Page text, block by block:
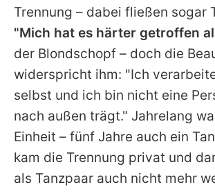
Trennung – dabei fließen sogar
"Mich hat es härter getroffen
der Blondschopf – doch die
widerspricht ihm: "Ich
selbst und ich bin nicht eine
nach außen trägt." Jahrelang
Einheit – fünf Jahre auch ein
kam die Trennung privat und
als Tanzpaar auch nicht mehr